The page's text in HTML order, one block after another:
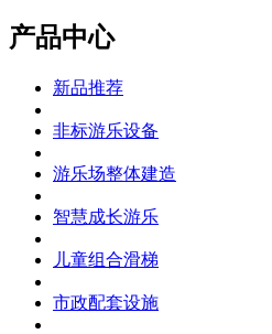
产品中心
新品推荐
非标游乐设备
游乐场整体建造
智慧成长游乐
儿童组合滑梯
市政配套设施